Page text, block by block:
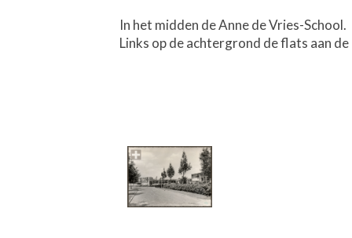
In het midden de Anne de Vries-School.
Links op de achtergrond de flats aan de